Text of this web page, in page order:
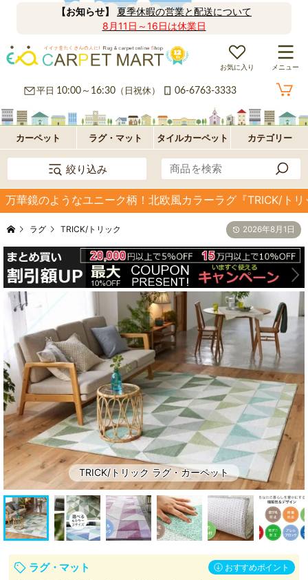
【お知らせ】
夏季休暇の営業と配送について
8月11日～16日は休業日
お気に入り メニュー
平日 10:00～16:30 （日祝休） 06-6763-3333
カーペット ラグ・マット タイルカーペット カテゴリー
ペ
ッ
ト・
絨
毯
グ
フ
ロ
ア・
玄
関
マ
ッ
ト
パ
ネ
ル
型
オ
プ
シ
ョ
ン・
補
助
部
材
絞り込み
万華鏡のようなユニーク柄！北欧風カラーラグ『TRICK/トリ
ラグ TRICK/トリック 2026年8月1日
TRICK/トリック ラグ・カーペット
ラグ・マット おすすめポイント